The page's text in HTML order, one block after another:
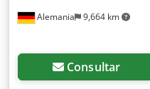
Alemania 9,664 km
Consultar